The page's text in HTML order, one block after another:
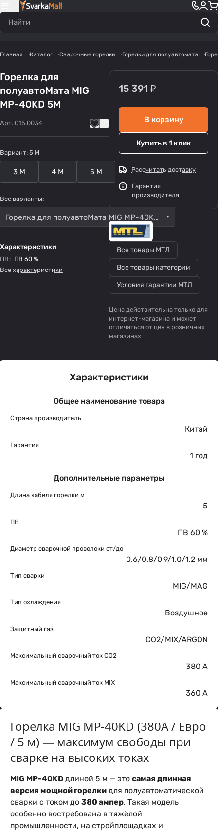
Главная Каталог Сварочные горелки Горелки для полуавтомата
Горелка для
полуавтоМата MIG
MP-40KD 5М
Арт. 015.0034
Вариант: 5 M
3 M 4 M 5 M
Все варианты:
Горелка для полуавтоМата MIG MP-40KD 5М
Характеристики
ПВ : ПВ 60 %
Все характеристики
15 391 ₽
В корзину
Купить в 1 клик
Рассчитать доставку
Гарантия
производителя
Все товары МТЛ
Все товары категории
Условия гарантии МТЛ
Цена действительна только для
интернет-магазина и может
отличаться от цен в розничных
магазинах
Характеристики
Общее наименование товара
Страна производитель
Китай
Гарантия
1 год
Дополнительные параметры
Длина кабеля горелки м
5
ПВ
ПВ 60 %
Диаметр сварочной проволоки от/до
0.6/0.8/0.9/1.0/1.2 мм
Тип сварки
MIG/MAG
Тип охлаждения
Воздушное
Защитный газ
CO2/MIX/ARGON
Максимальный сварочный ток CO2
380 А
Максимальный сварочный ток MIX
360 А
Горелка MIG MP-40KD (380А / Евро
/ 5 м) — максимум свободы при
сварке на высоких токах
MIG MP-40KD длиной 5 м — это самая длинная
версия мощной горелки для полуавтоматической
сварки с током до 380 ампер. Такая модель
особенно востребована в тяжёлой
промышленности, на стройплощадках и